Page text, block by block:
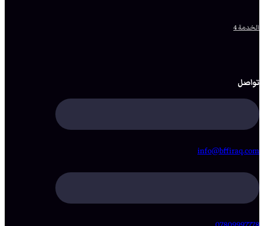
الخدمة 4
تواصل
info@bffiraq.com